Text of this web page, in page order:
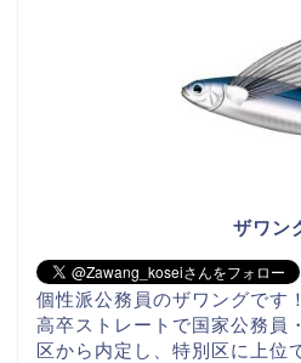
ザワン
個性派公務員のザワングです！
高卒ストレートで国家公務員
区から内定し、特別区に上位